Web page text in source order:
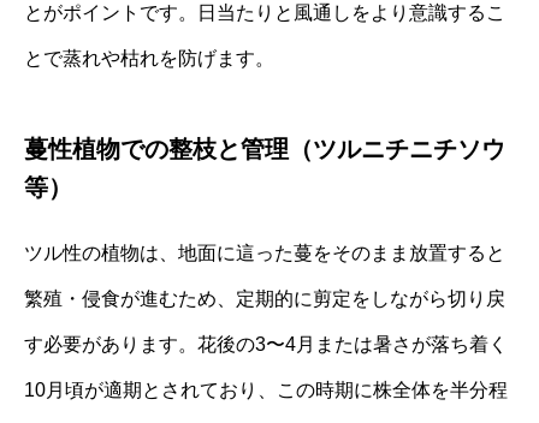
とがポイントです。日当たりと風通しをより意識するこ
とで蒸れや枯れを防げます。
蔓性植物での整枝と管理（ツルニチニチソウ
等）
ツル性の植物は、地面に這った蔓をそのまま放置すると
繁殖・侵食が進むため、定期的に剪定をしながら切り戻
す必要があります。花後の3〜4月または暑さが落ち着く
10月頃が適期とされており、この時期に株全体を半分程